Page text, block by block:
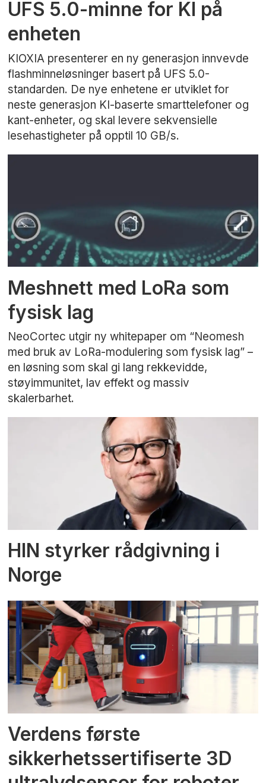
UFS 5.0-minne for KI på
enheten
KIOXIA presenterer en ny generasjon innvevde
flashminneløsninger basert på UFS 5.0-
standarden. De nye enhetene er utviklet for
neste generasjon KI-baserte smarttelefoner og
kant-enheter, og skal levere sekvensielle
lesehastigheter på opptil 10 GB/s.
Meshnett med LoRa som
fysisk lag
NeoCortec utgir ny whitepaper om “Neomesh
med bruk av LoRa-modulering som fysisk lag” –
en løsning som skal gi lang rekkevidde,
støyimmunitet, lav effekt og massiv
skalerbarhet.
HIN styrker rådgivning i
Norge
Verdens første
sikkerhetssertifiserte 3D